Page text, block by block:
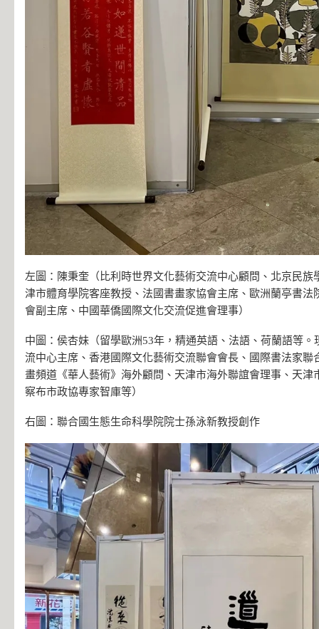
左圖：陳秉奎（比利時世界文化藝術交流中心顧問、北京民族
津市體育學院客座教授、法國書畫家協會主席、歐洲蘭亭書法
會副主席、中國華僑國際文化交流促進會理事）
中圖：侯杏妹（留學歐洲53年，精通英語、法語、荷蘭語等
流中心主席、香港國際文化藝術交流聯會會長、國際書法家聯
畫頻道《華人藝術》海外顧問、天津市海外聯誼會理事、天津
察布市政協專家智庫等）
右圖：聯合國生態生命科學院院士孫泳新教授創作